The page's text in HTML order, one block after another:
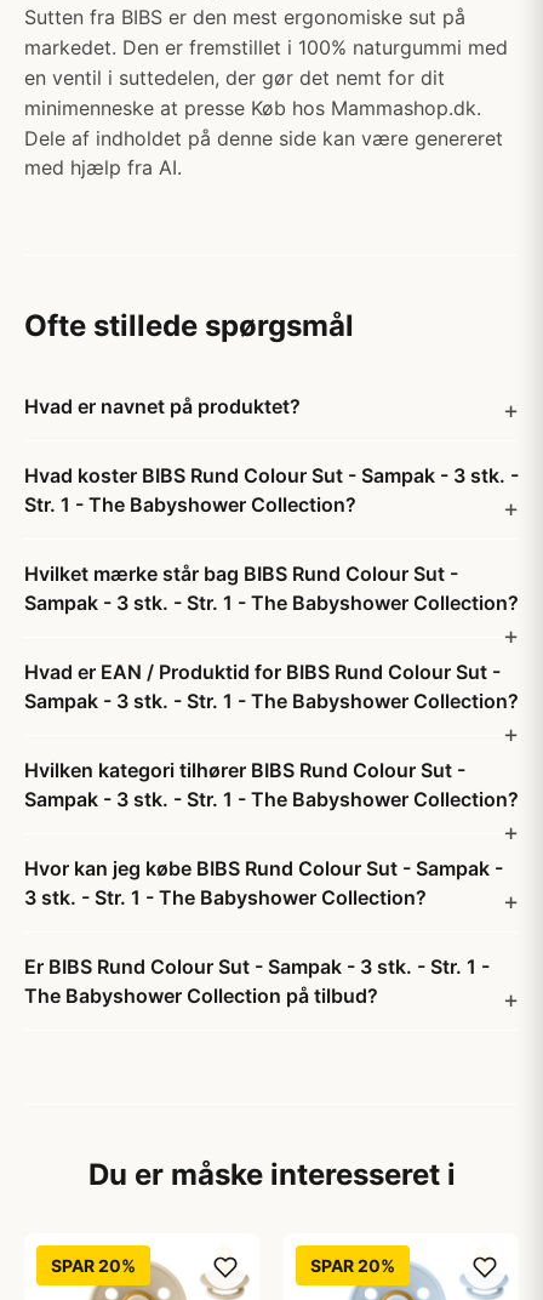
Sutten fra BIBS er den mest ergonomiske sut på
markedet. Den er fremstillet i 100% naturgummi med
en ventil i suttedelen, der gør det nemt for dit
minimenneske at presse Køb hos Mammashop.dk.
Dele af indholdet på denne side kan være genereret
med hjælp fra AI.
Ofte stillede spørgsmål
Hvad er navnet på produktet?
Hvad koster BIBS Rund Colour Sut - Sampak - 3 stk. -
Str. 1 - The Babyshower Collection?
Hvilket mærke står bag BIBS Rund Colour Sut -
Sampak - 3 stk. - Str. 1 - The Babyshower Collection?
Hvad er EAN / Produktid for BIBS Rund Colour Sut -
Sampak - 3 stk. - Str. 1 - The Babyshower Collection?
Hvilken kategori tilhører BIBS Rund Colour Sut -
Sampak - 3 stk. - Str. 1 - The Babyshower Collection?
Hvor kan jeg købe BIBS Rund Colour Sut - Sampak -
3 stk. - Str. 1 - The Babyshower Collection?
Er BIBS Rund Colour Sut - Sampak - 3 stk. - Str. 1 -
The Babyshower Collection på tilbud?
Du er måske interesseret i
SPAR 20% SPAR 20%